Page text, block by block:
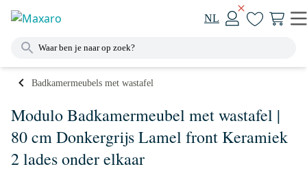
NL
Badkamermeubels met wastafel
Modulo Badkamermeubel met wastafel |
80 cm Donkergrijs Lamel front Keramiek
2 lades onder elkaar